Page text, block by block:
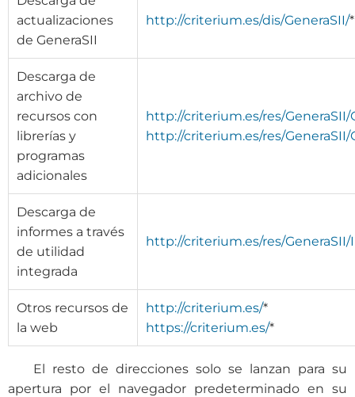
actualizaciones
de GeneraSII
http://criterium.es/dis/GeneraSII/*
Descarga de
archivo de
recursos con
librerías y
programas
adicionales
http://criterium.es/res/GeneraSII/
http://criterium.es/res/GeneraSII/
Descarga de
informes a través
de utilidad
integrada
http://criterium.es/res/
Otros recursos de
la web
http://criterium.es/*
https://criterium.es/*
El resto de direcciones solo se lanzan para su
apertura por el navegador predeterminado en su